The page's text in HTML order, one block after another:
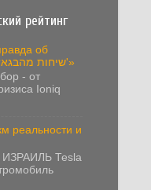
рейтинг
об
авторынке Израиля в 44-м выпуске «שיחות מהבגאז'»
- от
Ioniq
реальности и
Tesla